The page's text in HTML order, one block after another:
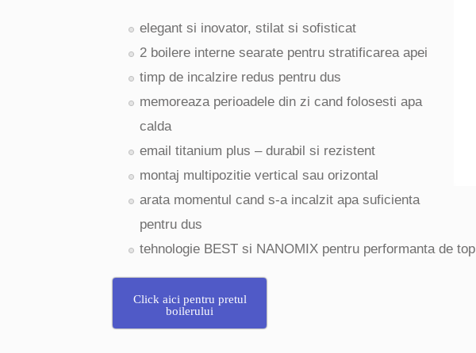
elegant si inovator, stilat si sofisticat
2 boilere interne searate pentru stratificarea apei
timp de incalzire redus pentru dus
memoreaza perioadele din zi cand folosesti apa
calda
email titanium plus – durabil si rezistent
montaj multipozitie vertical sau orizontal
arata momentul cand s-a incalzit apa suficienta
pentru dus
tehnologie BEST si NANOMIX pentru performanta de top
Click aici pentru pretul
boilerului